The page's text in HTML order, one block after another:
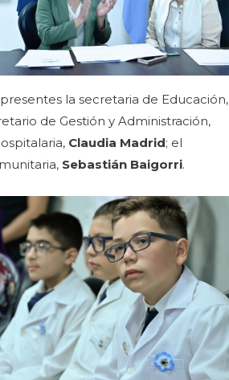
la secretaria de Educación,
de Gestión y Administración,
Claudia Madrid; el
Sebastián Baigorri.